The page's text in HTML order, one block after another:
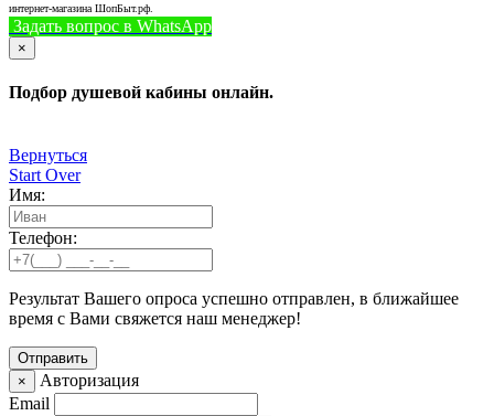
интернет-магазина ШопБыт.рф.
Задать вопрос в WhatsApp
×
Подбор душевой кабины онлайн.
Вернуться
Start Over
Имя:
Телефон:
Результат Вашего опроса успешно отправлен, в ближайшее
время с Вами свяжется наш менеджер!
×
Авторизация
Email